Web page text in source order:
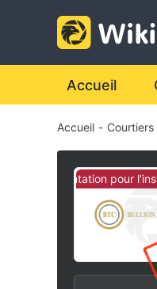
Accueil
Accueil - Courtiers
réglementation pour
2
3
4
5
6